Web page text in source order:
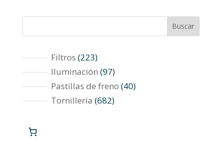
Buscar
Filtros 223223
productos
Iluminación 9797
productos
Pastillas de freno 4040
Tornillería 682682